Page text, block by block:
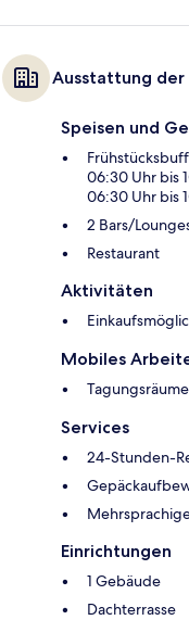
Ausstattung
Speisen und
06:30 Uhr bis
06:30 Uhr bis
2 Bars/
Restaurant
Aktivitäten
Mobiles
Tagungsräume
Services
24-Stunden-
Einrichtungen
1 Gebäude
Dachterrasse